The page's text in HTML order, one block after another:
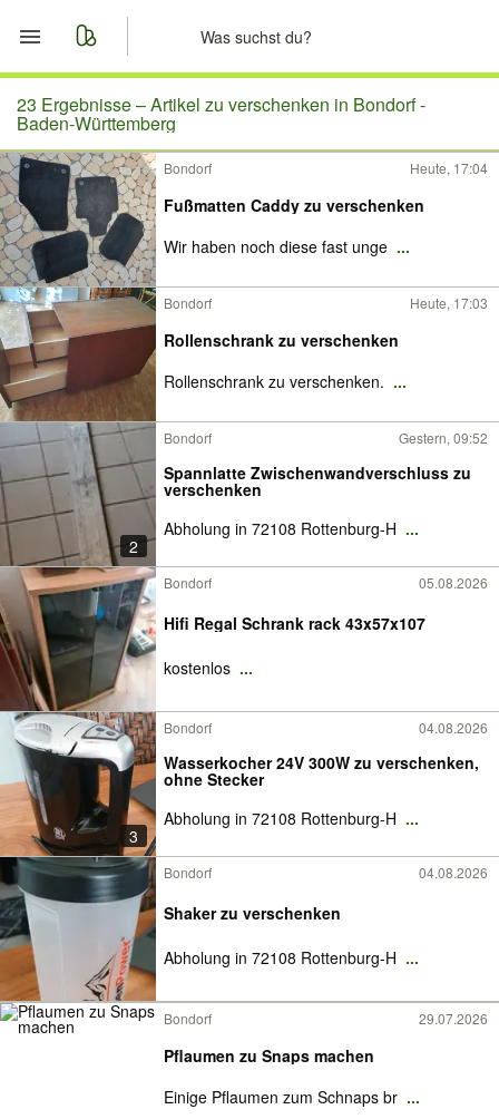
Start
Merkliste
Nachrichten
Anzeige aufgeben
23 Ergebnisse –Artikel zu verschenken in Bondorf -
Baden-Württemberg
Bondorf Heute, 17:04
Fußmatten Caddy zu verschenken
Wir haben noch diese fast unge ...
Bondorf Heute, 17:03
Rollenschrank zu verschenken
Rollenschrank zu verschenken. ...
2
Bondorf Gestern, 09:52
Spannlatte Zwischenwandverschluss zu
verschenken
Abholung in 72108 Rottenburg-H ...
Bondorf 05.08.2026
Hifi Regal Schrank rack 43x57x107
kostenlos ...
3
Bondorf 04.08.2026
Wasserkocher 24V 300W zu verschenken,
ohne Stecker
Abholung in 72108 Rottenburg-H ...
Bondorf 04.08.2026
Shaker zu verschenken
Abholung in 72108 Rottenburg-H ...
Bondorf 29.07.2026
Pflaumen zu Snaps machen
Einige Pflaumen zum Schnaps br ...